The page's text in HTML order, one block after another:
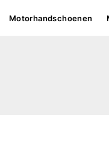
Motorhandschoenen